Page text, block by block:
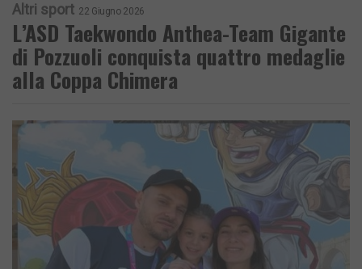
Altri sport 22 Giugno 2026
L’ASD Taekwondo Anthea-Team Gigante
di Pozzuoli conquista quattro medaglie
alla Coppa Chimera